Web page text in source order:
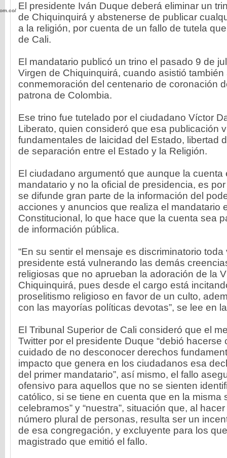
El presidente Iván Duque deberá eliminar un
de Chiquinquirá y abstenerse de publicar
a la religión, por cuenta de un fallo de tutela
de Cali.
El mandatario publicó un trino el pasado 9 de
Virgen de Chiquinquirá, cuando asistió
conmemoración del centenario de coronación
patrona de Colombia.
Ese trino fue tutelado por el ciudadano Víctor
Liberato, quien consideró que esa publicación
fundamentales de laicidad del Estado, libertad
de separación entre el Estado y la Religión.
El ciudadano argumentó que aunque la cuenta
mandatario y no la oficial de presidencia, es
se difunde gran parte de la información del
acciones y anuncios que realiza el mandatario
Constitucional, lo que hace que la cuenta sea
de información pública.
“En su sentir el mensaje es discriminatorio toda
presidente está vulnerando las demás
religiosas que no aprueban la adoración de la
Chiquinquirá, pues desde el cargo está
proselitismo religioso en favor de un culto,
con las mayorías políticas devotas”, se lee en
El Tribunal Superior de Cali consideró que el
Twitter por el presidente Duque “debió hacerse
cuidado de no desconocer derechos
impacto que genera en los ciudadanos esa
del primer mandatario”, así mismo, el fallo
ofensivo para aquellos que no se sienten
católico, si se tiene en cuenta que en la misma
celebramos” y “nuestra”, situación que, al
número plural de personas, resulta ser un
de esa congregación, y excluyente para los
magistrado que emitió el fallo.
wp-
wp-
wp-